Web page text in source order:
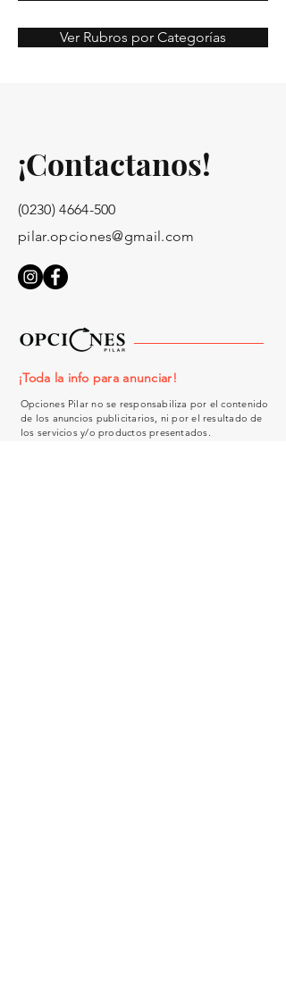
Ver Rubros por Categorías
¡Contactanos!
(0230) 4664-500
pilar.opciones@gmail.com
¡Toda la info para anunciar!
Opciones Pilar no se responsabiliza por el contenido
de los anuncios publicitarios, ni por el resultado de
los servicios y/o productos presentados.